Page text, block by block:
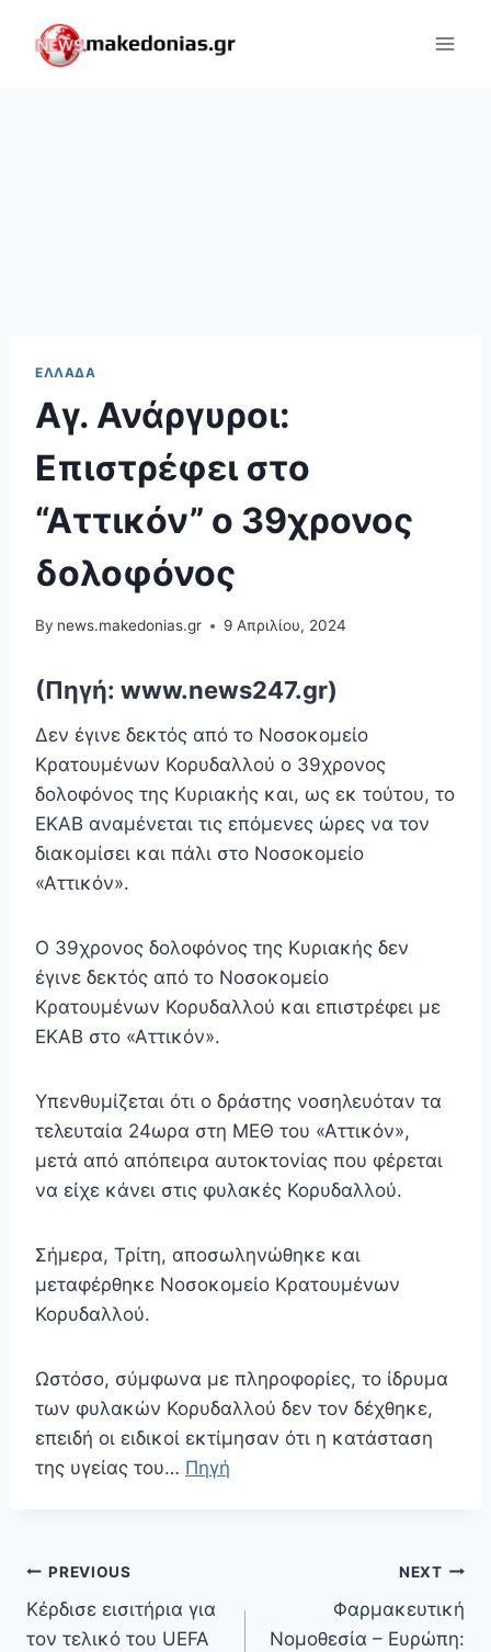
content
ΕΛΛΆΔΑ
Αγ. Ανάργυροι:
Επιστρέφει στο
“Αττικόν” ο 39χρονος
δολοφόνος
By news.makedonias.gr 9 Απριλίου, 2024
(Πηγή: www.news247.gr)
Δεν έγινε δεκτός από το Νοσοκομείο
Κρατουμένων Κορυδαλλού ο 39χρονος
δολοφόνος της Κυριακής και, ως εκ τούτου, το
ΕΚΑΒ αναμένεται τις επόμενες ώρες να τον
διακομίσει και πάλι στο Νοσοκομείο
«Αττικόν».
Ο 39χρονος δολοφόνος της Κυριακής δεν
έγινε δεκτός από το Νοσοκομείο
Κρατουμένων Κορυδαλλού και επιστρέφει με
ΕΚΑΒ στο «Αττικόν».
Υπενθυμίζεται ότι ο δράστης νοσηλευόταν τα
τελευταία 24ωρα στη ΜΕΘ του «Αττικόν»,
μετά από απόπειρα αυτοκτονίας που φέρεται
να είχε κάνει στις φυλακές Κορυδαλλού.
Σήμερα, Τρίτη, αποσωληνώθηκε και
μεταφέρθηκε Νοσοκομείο Κρατουμένων
Κορυδαλλού.
Ωστόσο, σύμφωνα με πληροφορίες, το ίδρυμα
των φυλακών Κορυδαλλού δεν τον δέχθηκε,
επειδή οι ειδικοί εκτίμησαν ότι η κατάσταση
της υγείας του… Πηγή
Πλοήγηση
άρθρων
PREVIOUS
Κέρδισε εισιτήρια για
τον τελικό του UEFA
NEXT
Φαρμακευτική
Νομοθεσία – Ευρώπη: